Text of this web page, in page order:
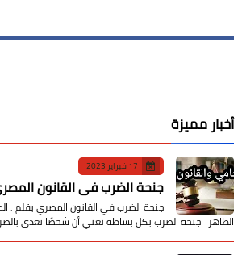
أخبار مميزة
17 فبراير 2023
جنحة الضرب في القانون
جنحة الضرب في القانون المصري بقلم :
الطاهر جنحة الضرب بكل بساطة تعني أن شخصًا تعدى